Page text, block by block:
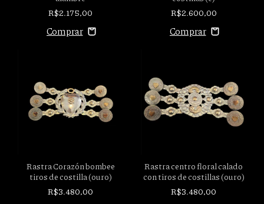
R$2.175,00
R$2.600,00
Rastra Corazón bombee
tiros de costilla (ouro)
R$3.480,00
Rastra centro floral calado
con tiros de costillas (ouro)
R$3.480,00